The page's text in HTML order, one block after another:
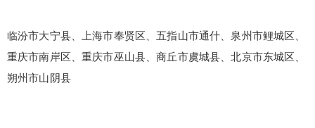
临汾市大宁县、上海市奉贤区、五指山市通什、泉州市鲤城区、
重庆市南岸区、重庆市巫山县、商丘市虞城县、北京市东城区、
朔州市山阴县